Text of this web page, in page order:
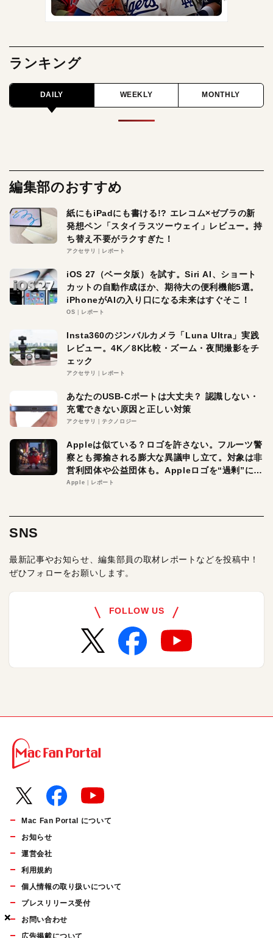
×
×
×
ランキング
DAILY WEEKLY MONTHLY
編集部のおすすめ
紙にもiPadにも書ける!? エレコム×ゼブラの新
発想ペン「スタイラスツーウェイ」レビュー。持
ち替え不要がラクすぎた！
アクセサリ レポート
iOS 27（ベータ版）を試す。Siri AI、ショート
カットの自動作成ほか、期待大の便利機能5選。
iPhoneがAIの入り口になる未来はすぐそこ！
OS レポート
Insta360のジンバルカメラ「Luna Ultra」実践
レビュー。4K／8K比較・ズーム・夜間撮影をチ
ェック
アクセサリ レポート
あなたのUSB-Cポートは大丈夫？ 認識しない・
充電できない原因と正しい対策
アクセサリ テクノロジー
Appleは似ている？ロゴを許さない。フルーツ警
察とも揶揄される膨大な異議申し立て。対象は非
営利団体や公益団体も。Appleロゴを“過剰”に守
る理由とは
Apple レポート
SNS
最新記事やお知らせ、編集部員の取材レポートなどを投稿中！
ぜひフォローをお願いします。
FOLLOW US
Mac Fan Portal について
お知らせ
運営会社
利用規約
個人情報の取り扱いについて
プレスリリース受付
お問い合わせ
広告掲載について